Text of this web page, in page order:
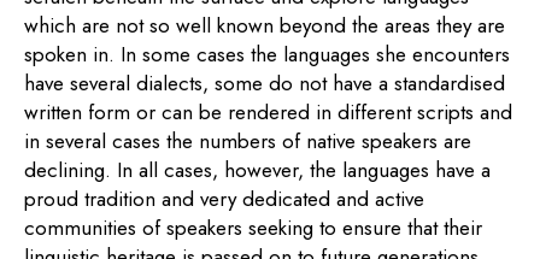
which are not so well known beyond the areas they are
spoken in. In some cases the languages she encounters
have several dialects, some do not have a standardised
written form or can be rendered in different scripts and
in several cases the numbers of native speakers are
declining. In all cases, however, the languages have a
proud tradition and very dedicated and active
communities of speakers seeking to ensure that their